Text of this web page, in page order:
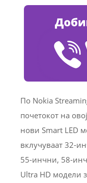
По Nokia
почетокот на
нови Smart LED
вклучуваат 32-
55-инчни, 58-
Ultra HD модели